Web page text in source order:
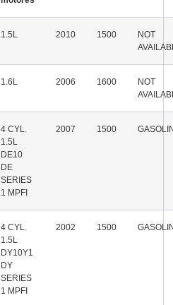
1.5L 2010 1500
NOT
1.6L 2006 1600
NOT
4 CYL.
1.5L
DE10
DE
SERIES
1 MPFI
2007 1500
4 CYL.
1.5L
DY10Y1
DY
SERIES
1 MPFI
2002 1500